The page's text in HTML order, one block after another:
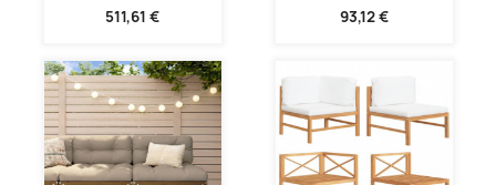
511,61 € 93,12 €